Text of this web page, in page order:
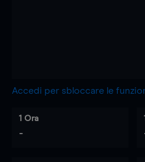
Accedi per sbloccare le
1 Ora
-